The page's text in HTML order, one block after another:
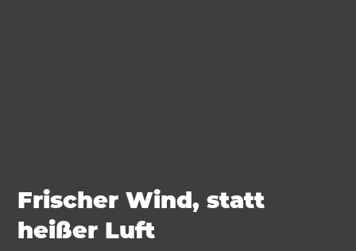
Frischer Wind, statt
heißer Luft